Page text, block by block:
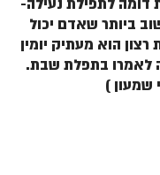
לתפילת נעילה-
ביותר שאדם יכול
הוא מעתיק יומין
לאמרו בתפלת שבת.
שמעון )